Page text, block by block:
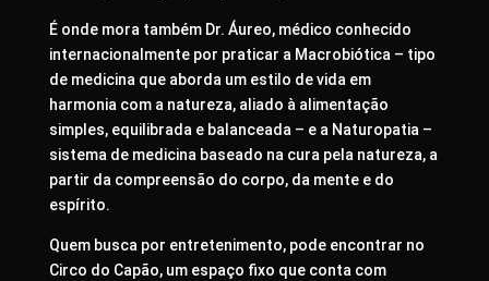
É onde mora também Dr. Áureo, médico conhecido
internacionalmente por praticar a Macrobiótica – tipo
de medicina que aborda um estilo de vida em
harmonia com a natureza, aliado à alimentação
simples, equilibrada e balanceada – e a Naturopatia –
sistema de medicina baseado na cura pela natureza, a
partir da compreensão do corpo, da mente e do
espírito.
Quem busca por entretenimento, pode encontrar no
Circo do Capão, um espaço fixo que conta com